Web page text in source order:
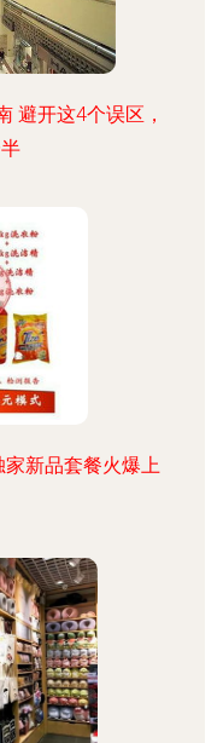
避开这4个误区，
新品套餐火爆上